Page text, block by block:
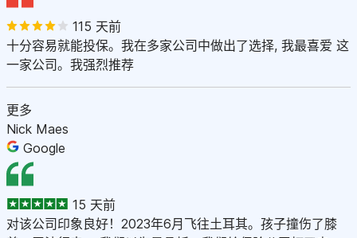
115 天前
十分容易就能投保。我在多家公司中做出了选择, 我最喜爱 这
一家公司。我强烈推荐
更多
Nick Maes
Google
15 天前
对该公司印象良好！2023年6月飞往土耳其。孩子撞伤了膝